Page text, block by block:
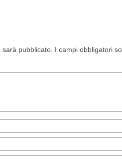
sarà pubblicato. I campi obbligatori